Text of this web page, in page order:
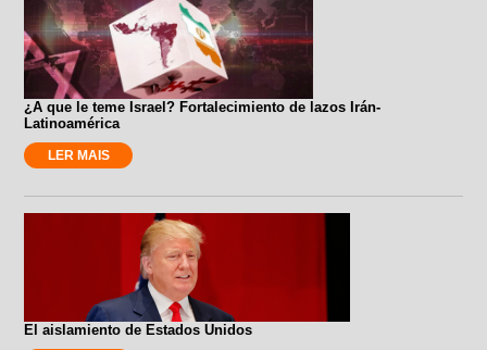
¿A que le teme Israel? Fortalecimiento de lazos Irán-
Latinoamérica
LER MAIS
El aislamiento de Estados Unidos